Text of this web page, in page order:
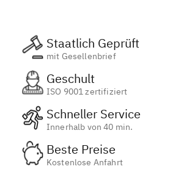
Staatlich Geprüft
mit Gesellenbrief
Geschult
ISO 9001 zertifiziert
Schneller Service
Innerhalb von 40 min.
Beste Preise
Kostenlose Anfahrt